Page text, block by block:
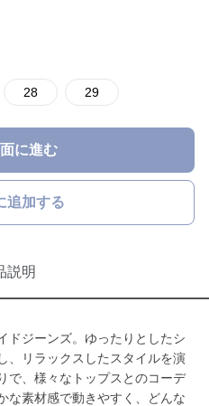
28 29
に進む
追加する
説明
ドジーンズ。ゆったりとしたシ
、リラックスしたスタイルを演
で、様々なトップスとのコーデ
な素材感で動きやすく、どんな